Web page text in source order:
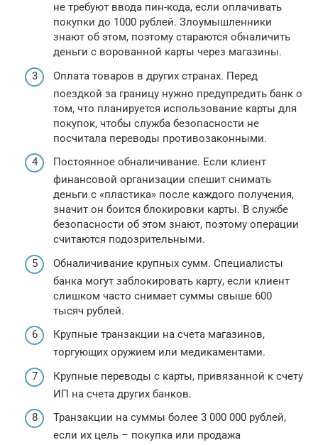
не требуют ввода пин-кода, если оплачивать
покупки до 1000 рублей. Злоумышленники
знают об этом, поэтому стараются обналичить
деньги с ворованной карты через магазины.
Оплата товаров в других странах. Перед
поездкой за границу нужно предупредить банк о
том, что планируется использование карты для
покупок, чтобы служба безопасности не
посчитала переводы противозаконными.
Постоянное обналичивание. Если клиент
финансовой организации спешит снимать
деньги с «пластика» после каждого получения,
значит он боится блокировки карты. В службе
безопасности об этом знают, поэтому операции
считаются подозрительными.
Обналичивание крупных сумм. Специалисты
банка могут заблокировать карту, если клиент
слишком часто снимает суммы свыше 600
тысяч рублей.
Крупные транзакции на счета магазинов,
торгующих оружием или медикаментами.
Крупные переводы с карты, привязанной к счету
ИП на счета других банков.
Транзакции на суммы более 3 000 000 рублей,
если их цель – покупка или продажа